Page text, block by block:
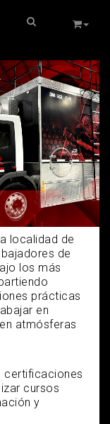
localidad de
de
los más
prácticas
en
atmósferas
certificaciones
cursos
y